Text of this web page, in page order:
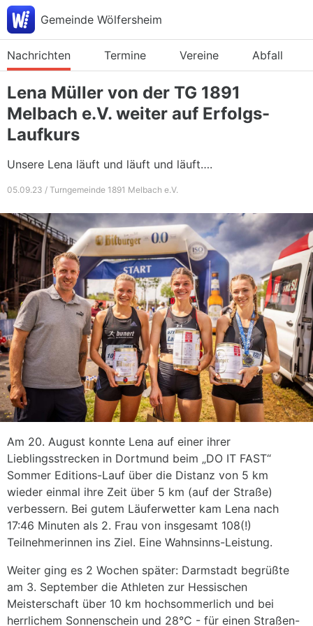
Gemeinde Wölfersheim
Nachrichten Termine Vereine Abfall
Lena Müller von der TG 1891
Melbach e.V. weiter auf Erfolgs-
Laufkurs
Unsere Lena läuft und läuft und läuft….
05.09.23 / Turngemeinde 1891 Melbach e.V.
Am 20. August konnte Lena auf einer ihrer
Lieblingsstrecken in Dortmund beim „DO IT FAST“
Sommer Editions-Lauf über die Distanz von 5 km
wieder einmal ihre Zeit über 5 km (auf der Straße)
verbessern. Bei gutem Läuferwetter kam Lena nach
17:46 Minuten als 2. Frau von insgesamt 108(!)
Teilnehmerinnen ins Ziel. Eine Wahnsinns-Leistung.
Weiter ging es 2 Wochen später: Darmstadt begrüßte
am 3. September die Athleten zur Hessischen
Meisterschaft über 10 km hochsommerlich und bei
herrlichem Sonnenschein und 28°C - für einen Straßen-